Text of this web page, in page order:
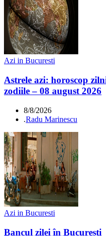
Azi in Bucuresti
Astrele azi: horoscop
zodiile – 08 august 2026
8/8/2026
.Radu Marinescu
Azi in Bucuresti
Bancul zilei în București